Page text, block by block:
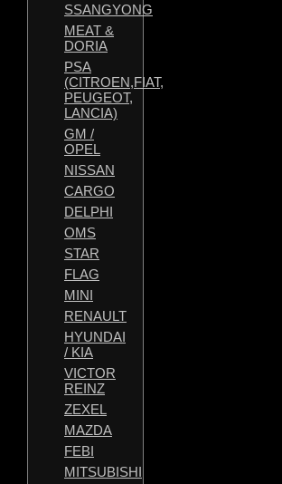
SSANGYONG
MEAT &
DORIA
PSA
(CITROEN,FIAT,
PEUGEOT,
LANCIA)
GM /
OPEL
NISSAN
CARGO
DELPHI
OMS
STAR
FLAG
MINI
RENAULT
HYUNDAI
/ KIA
VICTOR
REINZ
ZEXEL
MAZDA
FEBI
MITSUBISHI